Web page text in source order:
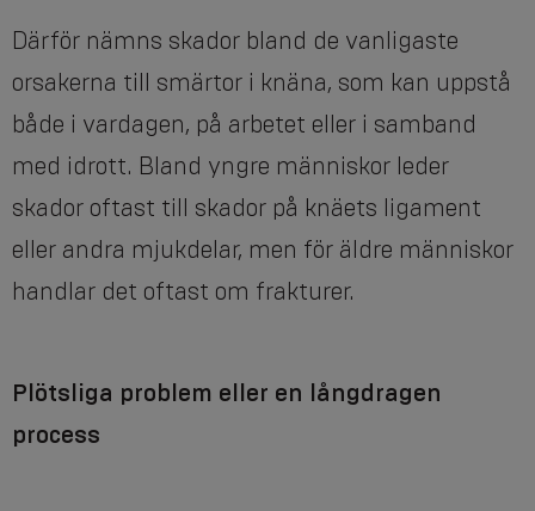
Därför nämns skador bland de vanligaste
orsakerna till smärtor i knäna, som kan uppstå
både i vardagen, på arbetet eller i samband
med idrott. Bland yngre människor leder
skador oftast till skador på knäets ligament
eller andra mjukdelar, men för äldre människor
handlar det oftast om frakturer.
Plötsliga problem eller en långdragen
process